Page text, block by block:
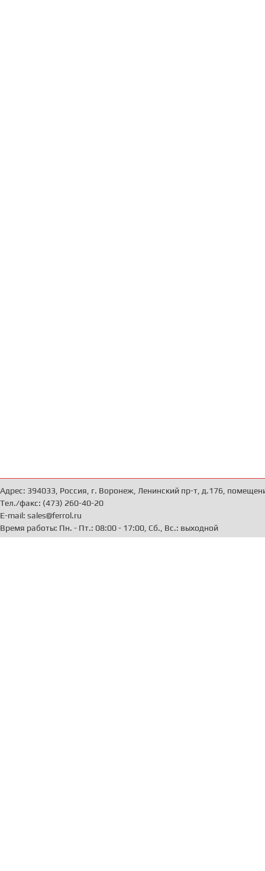
Адрес: 394033, Россия, г. Воронеж, Ленинский пр-т, д.176,
Тел./факс: (473) 260-40-20
E-mail: sales@ferrol.ru
Время работы: Пн. - Пт.: 08:00 - 17:00, Сб., Вс.: выходной